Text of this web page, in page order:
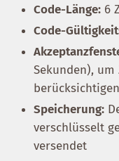
Code-Länge: 6
Code-
Sekunden), um
berücksichtigen
Speicherung:
verschlüsselt
versendet